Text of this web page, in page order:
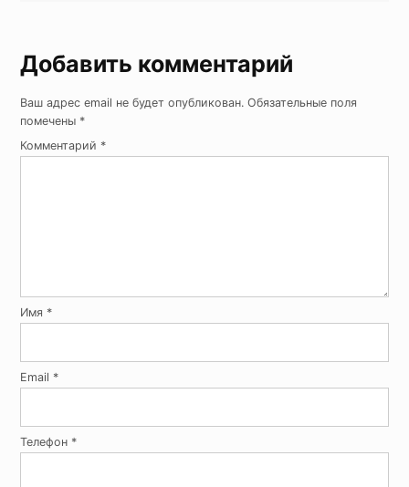
Добавить комментарий
Ваш адрес email не будет опубликован. Обязательные поля
помечены *
Комментарий *
Имя *
Email *
Телефон *